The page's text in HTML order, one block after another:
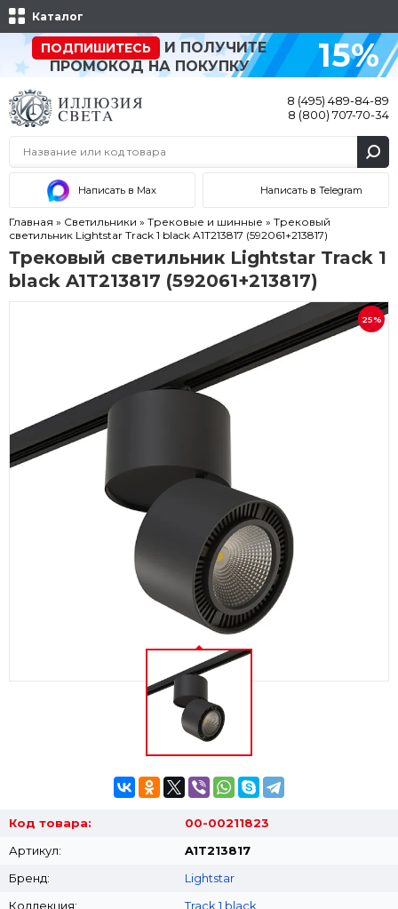
Каталог
ПОДПИШИТЕСЬ
И ПОЛУЧИТЕ
ПРОМОКОД НА ПОКУПКУ
15%
8 (495) 489-84-89
8 (800) 707-70-34
Написать в Max Написать в Telegram
Главная » Светильники » Трековые и шинные » Трековый
светильник Lightstar Track 1 black A1T213817 (592061+213817)
Трековый светильник Lightstar Track 1
black A1T213817 (592061+213817)
25%
Код товара:
00-00211823
Артикул:
A1T213817
Бренд:
Lightstar
Коллекция:
Track 1 black